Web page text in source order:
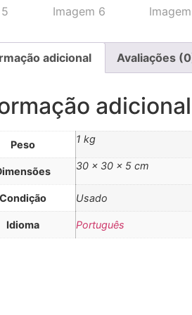
adicional Avaliações
adicional
Peso 1 kg
30 × 30 × 5 cm
Condição Usado
Idioma Português